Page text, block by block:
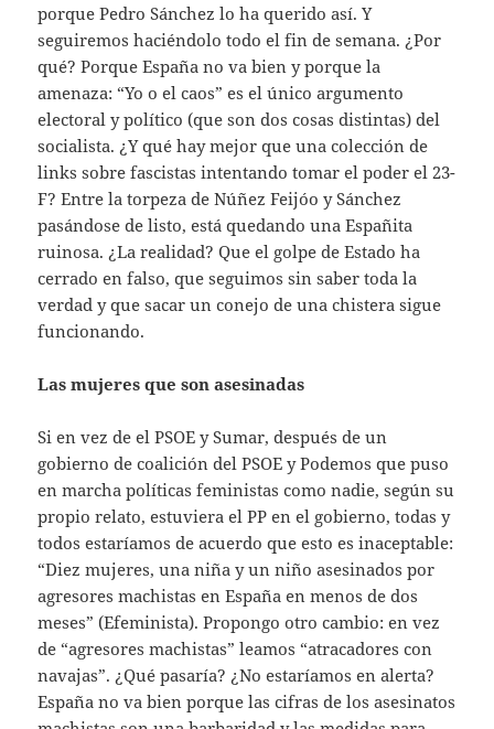
porque Pedro Sánchez lo ha querido así. Y
seguiremos haciéndolo todo el fin de semana. ¿Por
qué? Porque España no va bien y porque la
amenaza: “Yo o el caos” es el único argumento
electoral y político (que son dos cosas distintas) del
socialista. ¿Y qué hay mejor que una colección de
links sobre fascistas intentando tomar el poder el 23-
F? Entre la torpeza de Núñez Feijóo y Sánchez
pasándose de listo, está quedando una Españita
ruinosa. ¿La realidad? Que el golpe de Estado ha
cerrado en falso, que seguimos sin saber toda la
verdad y que sacar un conejo de una chistera sigue
funcionando.
Las mujeres que son asesinadas
Si en vez de el PSOE y Sumar, después de un
gobierno de coalición del PSOE y Podemos que puso
en marcha políticas feministas como nadie, según su
propio relato, estuviera el PP en el gobierno, todas y
todos estaríamos de acuerdo que esto es inaceptable:
“Diez mujeres, una niña y un niño asesinados por
agresores machistas en España en menos de dos
meses” (Efeminista). Propongo otro cambio: en vez
de “agresores machistas” leamos “atracadores con
navajas”. ¿Qué pasaría? ¿No estaríamos en alerta?
España no va bien porque las cifras de los asesinatos